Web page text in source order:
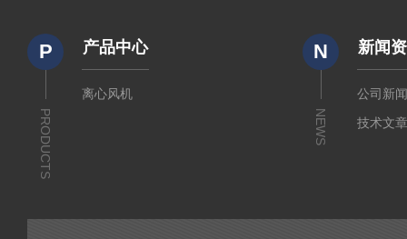
P
PRODUCTS
产品中心
离心风机
N
NEWS
新闻
公司新
技术文